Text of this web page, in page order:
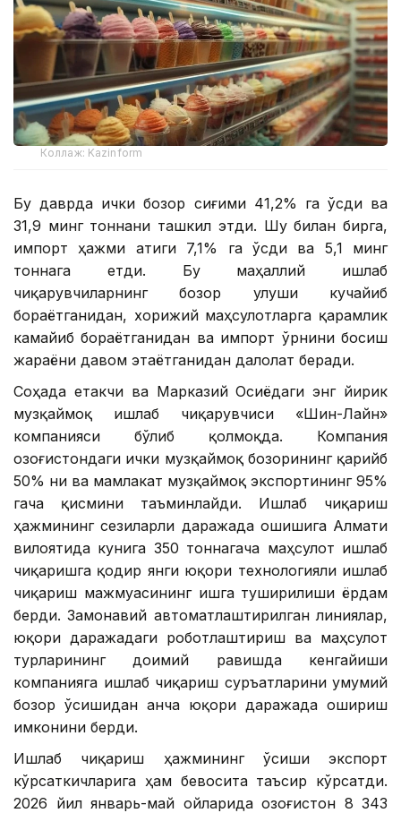
Коллаж: Kazinform
Бу даврда ички бозор сиғими 41,2% га ўсди ва
31,9 минг тоннани ташкил этди. Шу билан бирга,
импорт ҳажми атиги 7,1% га ўсди ва 5,1 минг
тоннага етди. Бу маҳаллий ишлаб
чиқарувчиларнинг бозор улуши кучайиб
бораётганидан, хорижий маҳсулотларга қарамлик
камайиб бораётганидан ва импорт ўрнини босиш
жараёни давом этаётганидан далолат беради.
Соҳада етакчи ва Марказий Осиёдаги энг йирик
музқаймоқ ишлаб чиқарувчиси «Шин-Лайн»
компанияси бўлиб қолмоқда. Компания
Қозоғистондаги ички музқаймоқ бозорининг қарийб
50% ни ва мамлакат музқаймоқ экспортининг 95%
гача қисмини таъминлайди. Ишлаб чиқариш
ҳажмининг сезиларли даражада ошишига Алмати
вилоятида кунига 350 тоннагача маҳсулот ишлаб
чиқаришга қодир янги юқори технологияли ишлаб
чиқариш мажмуасининг ишга туширилиши ёрдам
берди. Замонавий автоматлаштирилган линиялар,
юқори даражадаги роботлаштириш ва маҳсулот
турларининг доимий равишда кенгайиши
компанияга ишлаб чиқариш суръатларини умумий
бозор ўсишидан анча юқори даражада ошириш
имконини берди.
Ишлаб чиқариш ҳажмининг ўсиши экспорт
кўрсаткичларига ҳам бевосита таъсир кўрсатди.
2026 йил январь-май ойларида Қозоғистон 8 343